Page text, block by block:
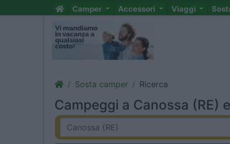
Camper Accessori Viaggi
Sosta camper Ricerca
Campeggi a Canossa (RE)